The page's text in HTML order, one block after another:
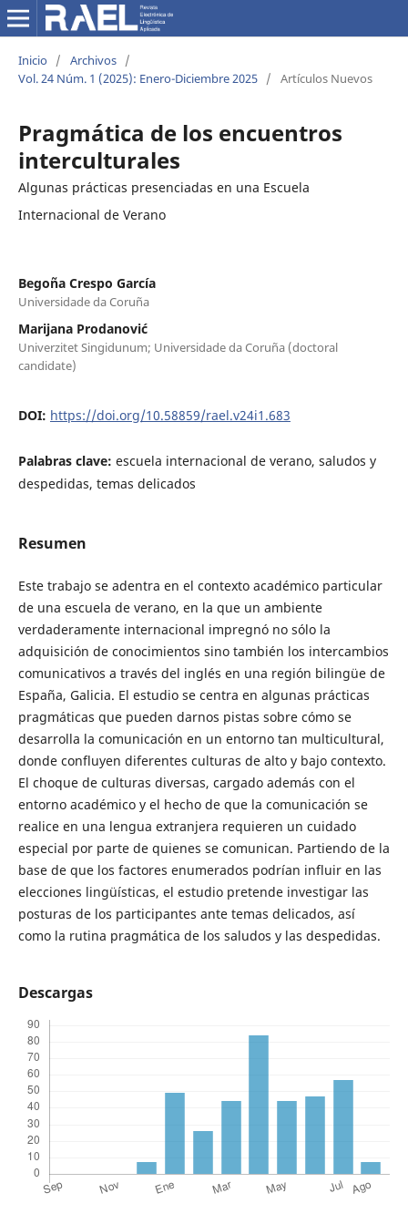
Inicio / Archivos /
Vol. 24 Núm. 1 (2025): Enero-Diciembre 2025 / Artículos Nuevos
Pragmática de los encuentros
interculturales
Algunas prácticas presenciadas en una Escuela
Internacional de Verano
Begoña Crespo García
Universidade da Coruña
Marijana Prodanović
Univerzitet Singidunum; Universidade da Coruña (doctoral
candidate)
DOI: https://doi.org/10.58859/rael.v24i1.683
Palabras clave: escuela internacional de verano, saludos y
despedidas, temas delicados
Resumen
Este trabajo se adentra en el contexto académico particular
de una escuela de verano, en la que un ambiente
verdaderamente internacional impregnó no sólo la
adquisición de conocimientos sino también los intercambios
comunicativos a través del inglés en una región bilingüe de
España, Galicia. El estudio se centra en algunas prácticas
pragmáticas que pueden darnos pistas sobre cómo se
desarrolla la comunicación en un entorno tan multicultural,
donde confluyen diferentes culturas de alto y bajo contexto.
El choque de culturas diversas, cargado además con el
entorno académico y el hecho de que la comunicación se
realice en una lengua extranjera requieren un cuidado
especial por parte de quienes se comunican. Partiendo de la
base de que los factores enumerados podrían influir en las
elecciones lingüísticas, el estudio pretende investigar las
posturas de los participantes ante temas delicados, así
como la rutina pragmática de los saludos y las despedidas.
Descargas